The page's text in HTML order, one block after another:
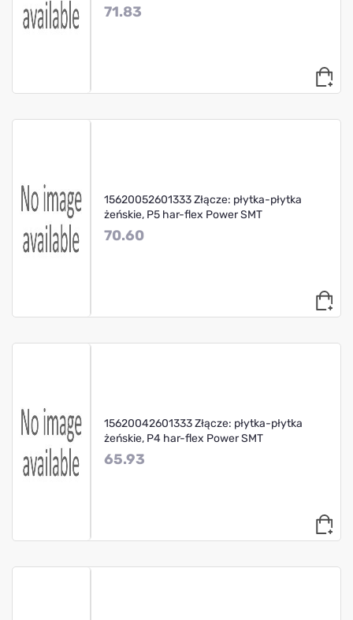
71.83
15620052601333 Złącze: płytka-płytka
żeńskie, P5 har-flex Power SMT
70.60
15620042601333 Złącze: płytka-płytka
żeńskie, P4 har-flex Power SMT
65.93